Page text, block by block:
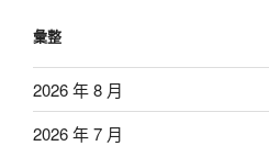
彙整
2026 年 8 月
2026 年 7 月